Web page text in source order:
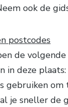
ook de
postcodes
de volgende
in deze
gebruiken om
je sneller de